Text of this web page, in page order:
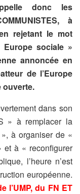
donc les
à
rejetant le mot
Europe sociale »
annoncée en
de l’Europe
ouverte.
dans son
» à remplacer la
à organiser de «
et à « reconfigurer
l’heure n’est
européenne.
l’UMP, du FN ET